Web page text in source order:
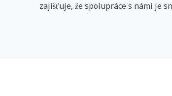
zajišťuje, že spolupráce s námi je